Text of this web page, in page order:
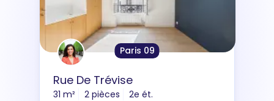
Paris 09
Rue De Trévise
31 m² 2 pièces 2e ét.